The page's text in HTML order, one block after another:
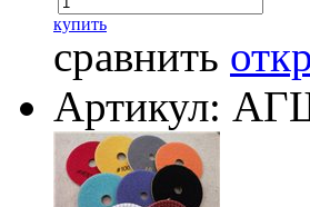
купить
сравнить
Артикул: